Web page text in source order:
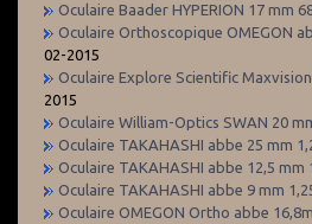
Oculaire Baader HYPERION 17 mm
Oculaire Orthoscopique OMEGON
02-2015
Oculaire Explore Scientific
2015
Oculaire William-Optics SWAN 20
Oculaire TAKAHASHI abbe 25 mm
Oculaire TAKAHASHI abbe 12,5 mm
Oculaire TAKAHASHI abbe 9 mm
Oculaire OMEGON Ortho abbe